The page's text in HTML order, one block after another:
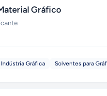
Gráfico
Indústria Gráfica Solventes para